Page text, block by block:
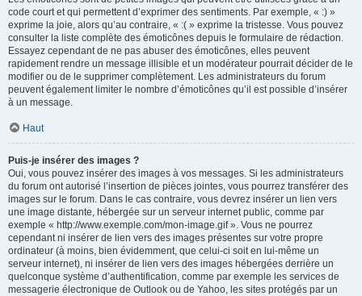
code court et qui permettent d’exprimer des sentiments. Par exemple, « :) »
exprime la joie, alors qu’au contraire, « :( » exprime la tristesse. Vous pouvez
consulter la liste complète des émoticônes depuis le formulaire de rédaction.
Essayez cependant de ne pas abuser des émoticônes, elles peuvent
rapidement rendre un message illisible et un modérateur pourrait décider de le
modifier ou de le supprimer complètement. Les administrateurs du forum
peuvent également limiter le nombre d’émoticônes qu’il est possible d’insérer
à un message.
Haut
Puis-je insérer des images ?
Oui, vous pouvez insérer des images à vos messages. Si les administrateurs
du forum ont autorisé l’insertion de pièces jointes, vous pourrez transférer des
images sur le forum. Dans le cas contraire, vous devrez insérer un lien vers
une image distante, hébergée sur un serveur internet public, comme par
exemple « http://www.exemple.com/mon-image.gif ». Vous ne pourrez
cependant ni insérer de lien vers des images présentes sur votre propre
ordinateur (à moins, bien évidemment, que celui-ci soit en lui-même un
serveur internet), ni insérer de lien vers des images hébergées derrière un
quelconque système d’authentification, comme par exemple les services de
messagerie électronique de Outlook ou de Yahoo, les sites protégés par un